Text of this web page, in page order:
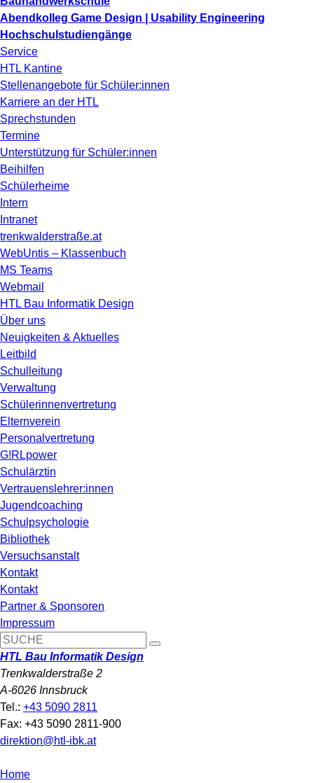
Abendkolleg Game Design | Usability Engineering
Hochschulstudiengänge
Service
HTL Kantine
Stellenangebote für Schüler:innen
Karriere an der HTL
Sprechstunden
Termine
Unterstützung für Schüler:innen
Beihilfen
Schülerheime
Intern
Intranet
trenkwalderstraße.at
WebUntis – Klassenbuch
MS Teams
Webmail
HTL Bau Informatik Design
Über uns
Neuigkeiten & Aktuelles
Leitbild
Schulleitung
Verwaltung
Schülerinnenvertretung
Elternverein
Personalvertretung
G!RLpower
Schulärztin
Vertrauenslehrer:innen
Jugendcoaching
Schulpsychologie
Bibliothek
Versuchsanstalt
Kontakt
Kontakt
Partner & Sponsoren
Impressum
HTL Bau Informatik Design
Trenkwalderstraße 2
A-6026 Innsbruck
Tel.: +43 5090 2811
Fax: +43 5090 2811-900
direktion@htl-ibk.at
Home